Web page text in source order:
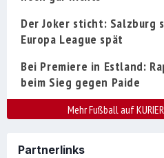
Der Joker sticht: Salzburg
Europa League spät
Bei Premiere in Estland:
beim Sieg gegen Paide
Mehr Fußball auf
Partnerlinks